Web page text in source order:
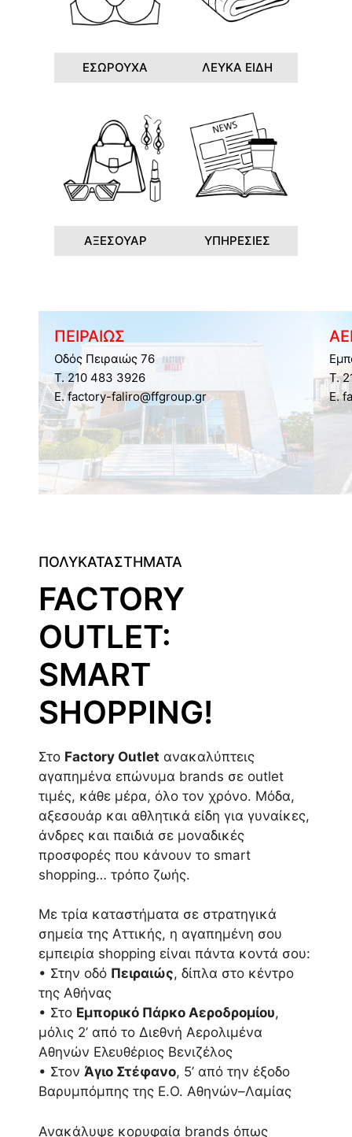
ΕΣΩΡΟΥΧΑ ΛΕΥΚΑ ΕΙΔΗ
ΑΞΕΣΟΥΑΡ ΥΠΗΡΕΣΙΕΣ
ΠΟΛΥΚΑΤΑΣΤΗΜΑΤΑ
FACTORY
OUTLET:
SMART
SHOPPING!
Στο Factory Outlet ανακαλύπτεις
αγαπημένα επώνυμα brands σε outlet
τιμές, κάθε μέρα, όλο τον χρόνο. Μόδα,
αξεσουάρ και αθλητικά είδη για γυναίκες,
άνδρες και παιδιά σε μοναδικές
προσφορές που κάνουν το smart
shopping… τρόπο ζωής.
Με τρία καταστήματα σε στρατηγικά
σημεία της Αττικής, η αγαπημένη σου
εμπειρία shopping είναι πάντα κοντά σου:
• Στην οδό Πειραιώς, δίπλα στο κέντρο
της Αθήνας
• Στο Εμπορικό Πάρκο Αεροδρομίου,
μόλις 2’ από το Διεθνή Αερολιμένα
Αθηνών Ελευθέριος Βενιζέλος
• Στον Άγιο Στέφανο, 5’ από την έξοδο
Βαρυμπόμπης της Ε.Ο. Αθηνών–Λαμίας
Ανακάλυψε κορυφαία brands όπως
ΠΕΙΡΑΙΩΣ
Οδός Πειραιώς 76
Τ. 210 483 3926
E. factory-faliro@ffgroup.gr
Τ.
E.